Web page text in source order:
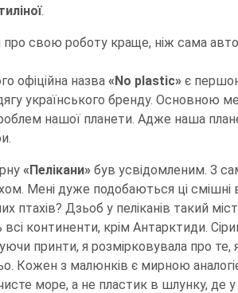
.
про свою роботу краще, ніж сама
офіційна назва «No plastic» є
українського бренду. Основною
нашої планети. Адже наша
«Пелікани» був усвідомленим. З
Мені дуже подобаються ці смішні
птахів? Дзьоб у пеліканів такий
континенти, крім Антарктиди.
принти, я розмірковувала про
Кожен з малюнків є мирною
чисте море, а не пластик в шлунку, де